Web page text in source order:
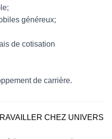
généreux;
de cotisation
de carrière.
CHEZ UNIVERS